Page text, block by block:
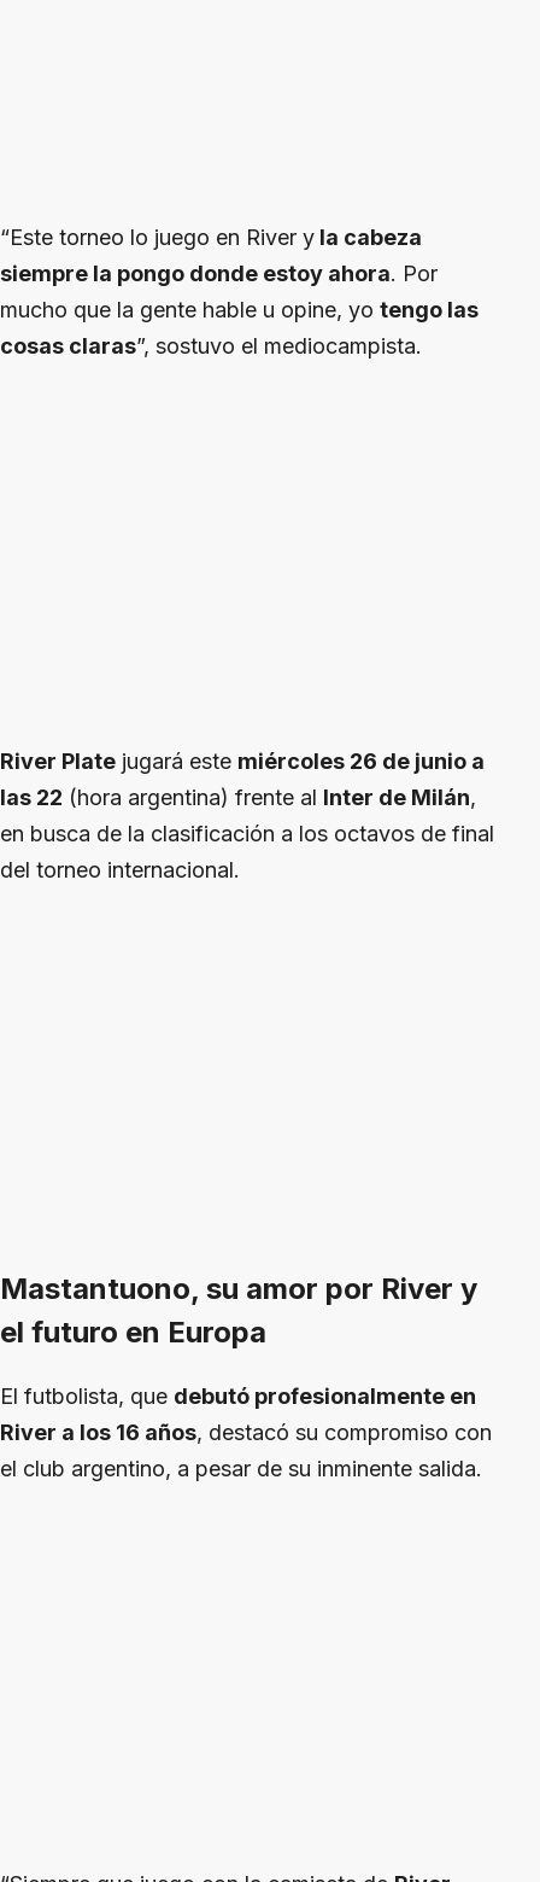
“Este torneo lo juego en River y la cabeza
siempre la pongo donde estoy ahora. Por
mucho que la gente hable u opine, yo tengo las
cosas claras”, sostuvo el mediocampista.
River Plate jugará este miércoles 26 de junio a
las 22 (hora argentina) frente al Inter de Milán,
en busca de la clasificación a los octavos de final
del torneo internacional.
Mastantuono, su amor por River y
el futuro en Europa
El futbolista, que debutó profesionalmente en
River a los 16 años, destacó su compromiso con
el club argentino, a pesar de su inminente salida.